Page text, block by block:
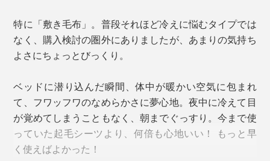
ユニチカガーメンテック株式会社リサーチラボ事業本部
気密性の高いマンションだったら、秋から冬は本品1枚
で、真冬は本品＋羽毛布団で、充分暖かいと思います。
さらに、熟練の毛布職人たちが目と手を使って、毛の梳
かし具合や蒸気の温度といった細部を、丹念にチェッ
ク。
ビロードのような柔らかさは、機械には真似できない職
写真は「ベージュ」
起毛部分は前シリーズよりさらに極細毛を使い、密度ア
ップ、毛足を短く。
特に「敷き毛布」。普段それほど冷えに悩むタイプでは
なく、購入検討の圏外にありましたが、あまりの気持ち
よさにちょっとびっくり。
ベッドに潜り込んだ瞬間、体中が暖かい空気に包まれ
て、フワッフワのなめらかさに夢心地。夜中に冷えて目
が覚めてしまうこともなく、朝までぐっすり。今まで使
っていた起毛シーツより、何倍も心地いい！ もっと早
く使えばよかった！